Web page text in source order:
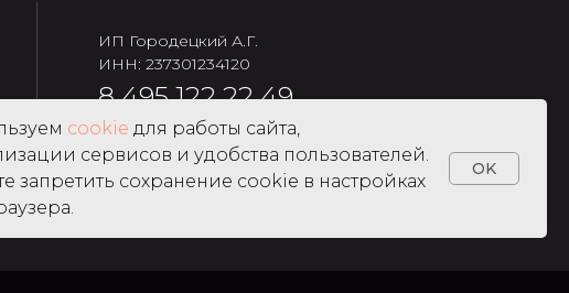
ИП Городецкий А.Г.
ИНН: 237301234120
8 495 122 22 49
cookie для работы сайта,
сервисов и удобства пользователей.
запретить сохранение cookie в настройках
OK